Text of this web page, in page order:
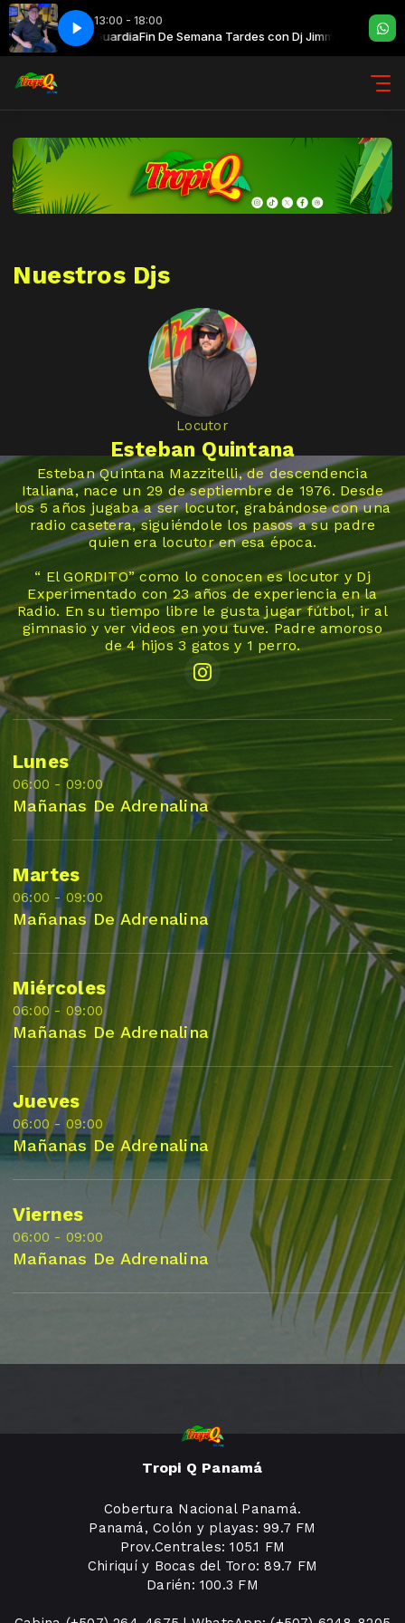
13:00 - 18:00
Dj Jimmy GuardiaFin De Semana Tardes con Dj Jimmy Guardia
Nuestros Djs
Locutor
Esteban Quintana
Esteban Quintana Mazzitelli, de descendencia
Italiana, nace un 29 de septiembre de 1976. Desde
los 5 años jugaba a ser locutor, grabándose con una
radio casetera, siguiéndole los pasos a su padre
quien era locutor en esa época.
“ El GORDITO” como lo conocen es locutor y Dj
Experimentado con 23 años de experiencia en la
Radio. En su tiempo libre le gusta jugar fútbol, ir al
gimnasio y ver videos en you tuve. Padre amoroso
de 4 hijos 3 gatos y 1 perro.
Lunes
06:00 - 09:00
Mañanas De Adrenalina
Martes
06:00 - 09:00
Mañanas De Adrenalina
Miércoles
06:00 - 09:00
Mañanas De Adrenalina
Jueves
06:00 - 09:00
Mañanas De Adrenalina
Viernes
06:00 - 09:00
Mañanas De Adrenalina
Tropi Q Panamá
Cobertura Nacional Panamá.
Panamá, Colón y playas: 99.7 FM
Prov.Centrales: 105.1 FM
Chiriquí y Bocas del Toro: 89.7 FM
Darién: 100.3 FM